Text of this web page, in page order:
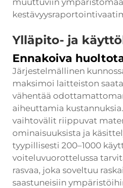
muuttuviin
Ylläpito- ja
Ennakoiva
Järjestelmällinen
maksimoi laitteiston
vähentää
aiheuttamia
vaihtovälit riippuvat
ominaisuuksista ja
tyypillisesti 200–1000
voiteluvuorottelussa
rasvaa, joka soveltuu
saastuneisiin